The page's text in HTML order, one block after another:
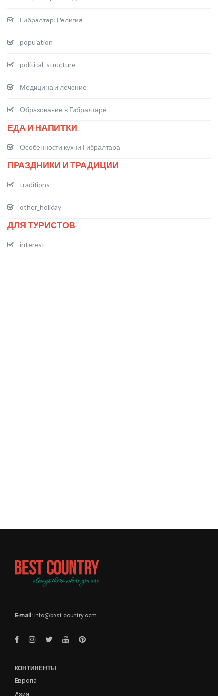
Гибралтар: Религия
population
political_structure
Медицина и лечение
Образование в Гибралтаре
ЕДА И НАПИТКИ
Особенности кухни Гибралтара
ПРАЗДНИКИ И ТРАДИЦИИ
traditions
other_holiday
ДЛЯ ТУРИСТОВ
interest
E-mail: info@best-country.com
КОНТИНЕНТЫ
Европа
Азия